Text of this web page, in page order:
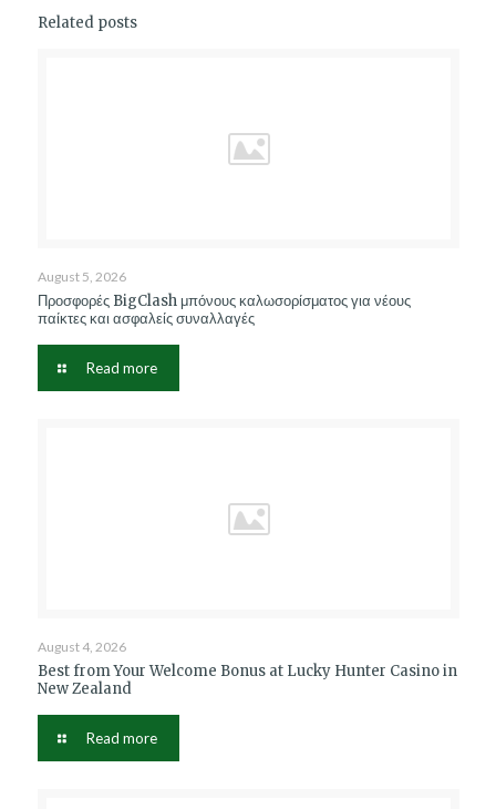
Related posts
August 5, 2026
Προσφορές BigClash μπόνους καλωσορίσματος για νέους
παίκτες και ασφαλείς συναλλαγές
Read more
August 4, 2026
Best from Your Welcome Bonus at Lucky Hunter Casino in
New Zealand
Read more